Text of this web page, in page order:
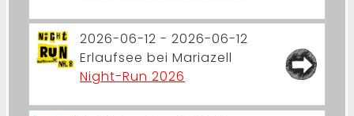
2026-06-12 - 2026-06-12
Erlaufsee bei Mariazell
Night-Run 2026